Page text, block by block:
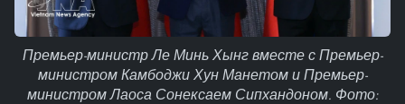
Премьер-министр Ле Минь Хынг вместе с Премьер-
министром Камбоджи Хун Манетом и Премьер-
министром Лаоса Сонексаем Сипхандоном. Фото: